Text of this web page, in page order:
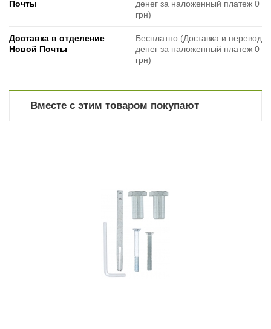
Почты
денег за наложенный платеж 0
грн)
Доставка в отделение
Новой Почты
Бесплатно (Доставка и перевод
денег за наложенный платеж 0
грн)
Вместе с этим товаром покупают